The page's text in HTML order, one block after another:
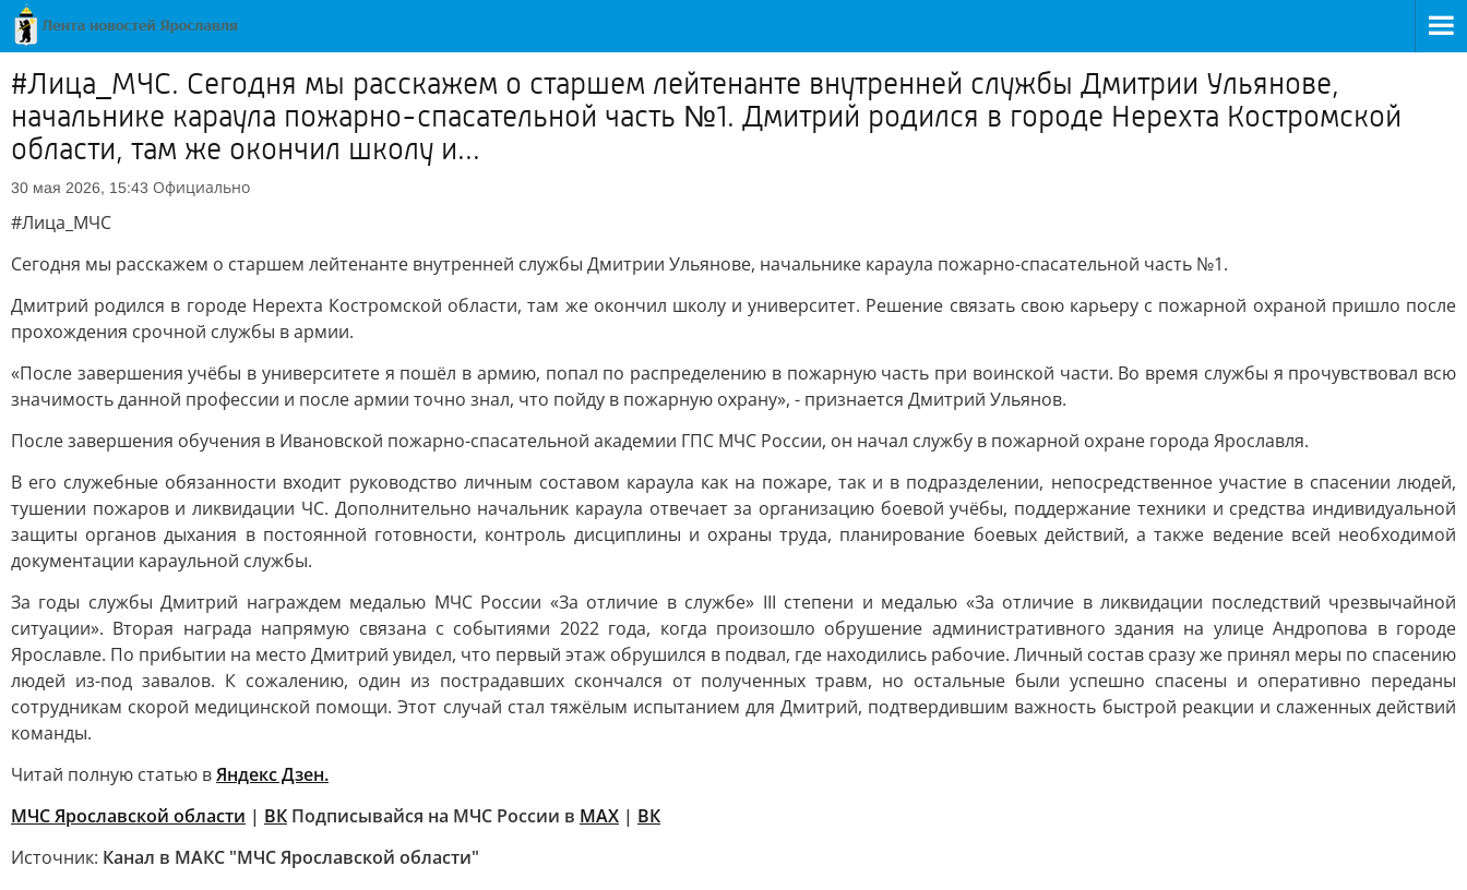
#Лица_МЧС. Сегодня мы расскажем о старшем лейтенанте внутренней службы Дмитрии Ульянове,
начальнике караула пожарно-спасательной часть №1. Дмитрий родился в городе Нерехта Костромской
области, там же окончил школу и...
30 мая 2026, 15:43 Официально
#Лица_МЧС
Сегодня мы расскажем о старшем лейтенанте внутренней службы Дмитрии Ульянове, начальнике караула пожарно-спасательной часть №1.
Дмитрий родился в городе Нерехта Костромской области, там же окончил школу и университет. Решение связать свою карьеру с пожарной охраной пришло после
прохождения срочной службы в армии.
«После завершения учёбы в университете я пошёл в армию, попал по распределению в пожарную часть при воинской части. Во время службы я прочувствовал всю
значимость данной профессии и после армии точно знал, что пойду в пожарную охрану», - признается Дмитрий Ульянов.
После завершения обучения в Ивановской пожарно-спасательной академии ГПС МЧС России, он начал службу в пожарной охране города Ярославля.
В его служебные обязанности входит руководство личным составом караула как на пожаре, так и в подразделении, непосредственное участие в спасении людей,
тушении пожаров и ликвидации ЧС. Дополнительно начальник караула отвечает за организацию боевой учёбы, поддержание техники и средства индивидуальной
защиты органов дыхания в постоянной готовности, контроль дисциплины и охраны труда, планирование боевых действий, а также ведение всей необходимой
документации караульной службы.
За годы службы Дмитрий награждем медалью МЧС России «За отличие в службе» III степени и медалью «За отличие в ликвидации последствий чрезвычайной
ситуации». Вторая награда напрямую связана с событиями 2022 года, когда произошло обрушение административного здания на улице Андропова в городе
Ярославле. По прибытии на место Дмитрий увидел, что первый этаж обрушился в подвал, где находились рабочие. Личный состав сразу же принял меры по спасению
людей из-под завалов. К сожалению, один из пострадавших скончался от полученных травм, но остальные были успешно спасены и оперативно переданы
сотрудникам скорой медицинской помощи. Этот случай стал тяжёлым испытанием для Дмитрий, подтвердившим важность быстрой реакции и слаженных действий
команды.
Читай полную статью вЯндекс Дзен.
МЧС Ярославской области | ВК Подписывайся на МЧС России в MAX | ВК
Источник: Канал в МАКС "МЧС Ярославской области"